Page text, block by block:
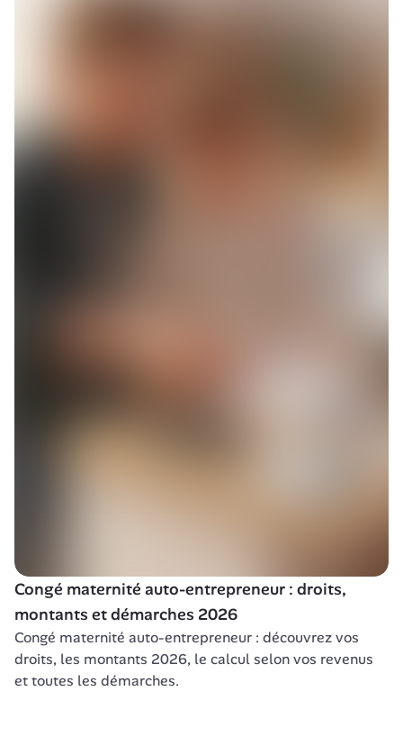
Congé maternité auto-entrepreneur : droits,
montants et démarches 2026
Congé maternité auto-entrepreneur : découvrez vos
droits, les montants 2026, le calcul selon vos revenus
et toutes les démarches.